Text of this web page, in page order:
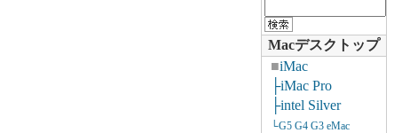
Macデスクトップ
■iMac
├iMac Pro
├intel Silver
└G5 G4 G3 eMac